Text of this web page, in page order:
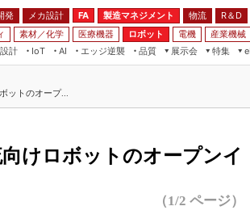
発 メカ設計 FA 製造マネジメント 物流 R＆D
素材／化学 医療機器 ロボット 電機 産業機械
計
IoT
AI
エッジ逆襲 品質
展示会
JIMTOF
IIFES
特集
つながるクルマ
VR／AR
ットのオープ...
けロボットのオープンイ
（1/2 ページ）